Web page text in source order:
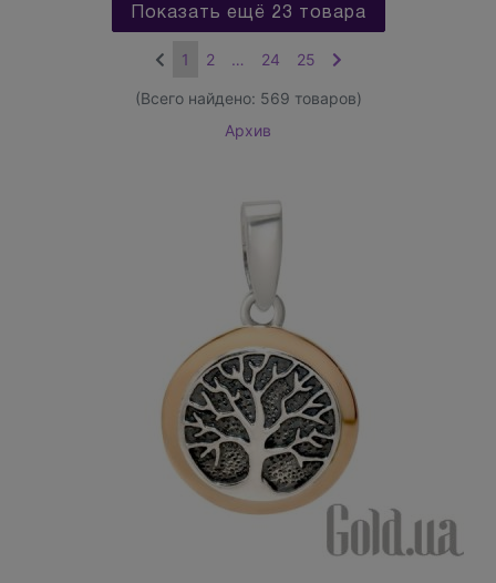
Показать ещё 23 товара
1 2 … 24 25
(Всего найдено: 569 товаров)
Архив